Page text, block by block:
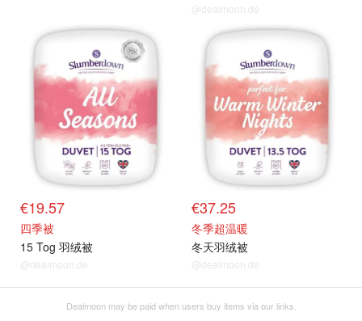
@dealmoon.de
€19.57
四季被
15 Tog 羽绒被
@dealmoon.de
€37.25
冬季超温暖
冬天羽绒被
@dealmoon.de
Dealmoon may be paid when users buy items via our links.